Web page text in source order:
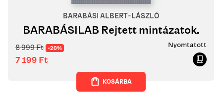
BARABÁSI ALBERT-LÁSZLÓ
BARABÁSILAB Rejtett mintázatok.
8 999Ft -20%
7 199 Ft
Nyomtatott
KOSÁRBA